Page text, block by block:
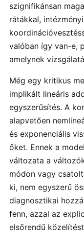
szignifikánsan
rátákkal,
valóban így van-e,
amelynek
Még egy kritikus
implikált lineáris
egyszerűsítés. A
alapvetően
és exponenciális
őket. Ennek a
változata a
módon vagy
ki, nem egyszerű
diagnosztikai
fenn, azzal az
elsőrendű